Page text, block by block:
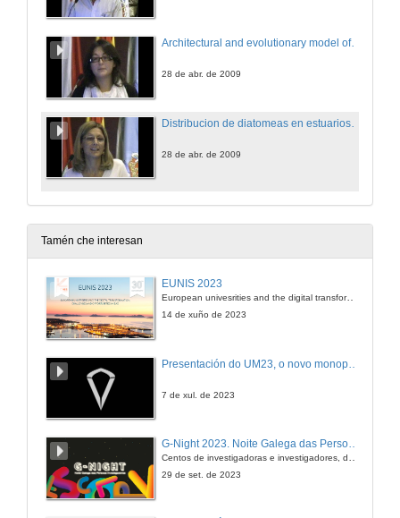
Architectural and evolutionary model of Louro Sedimentary Complex (Rías Baixas, Galicia)
28 de abr. de 2009
28 de abr. de 2009
Tamén che interesan
EUNIS 2023
European univesrities and the digital transformation: challenges and opportunities ahead
14 de xuño de 2023
7 de xul. de 2023
G-Night 2023. Noite Galega das Persoas Investigadoras. Conciencias creativas
29 de set. de 2023